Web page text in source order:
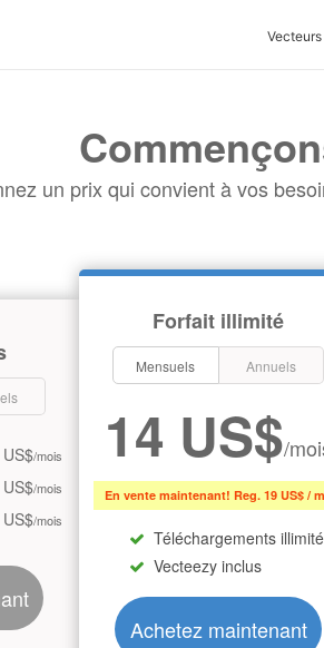
Vecteurs
un prix qui convient à vos
Forfait illimité
Mensuels Annuels
14 US$/
En vente maintenant! Reg. 19 US$ /
Téléchargements
Vecteezy inclus
Achetez maintenant
/mois
/mois
/mois